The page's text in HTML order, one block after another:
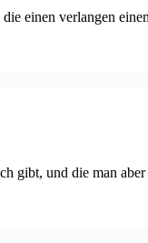
einen verlangen
gibt, und die man